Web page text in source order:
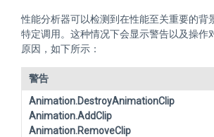
性能分析器可以检测到在性能至关重要的背
特定调用。这种情况下会显示警告以及操作
原因，如下所示：
警告
Animation.DestroyAnimationClip
Animation.AddClip
Animation.RemoveClip